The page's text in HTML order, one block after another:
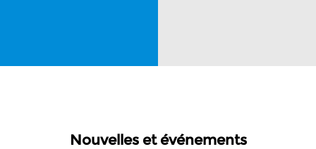
Nouvelles et événements